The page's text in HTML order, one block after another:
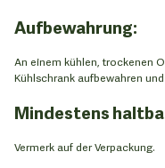
Aufbewahrung:
An einem kühlen, trockenen
Kühlschrank aufbewahren
Mindestens
Vermerk auf der Verpackung.